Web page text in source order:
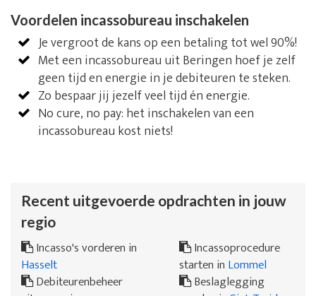
Voordelen incassobureau inschakelen
Je vergroot de kans op een betaling tot wel 90%!
Met een incassobureau uit Beringen hoef je zelf
geen tijd en energie in je debiteuren te steken.
Zo bespaar jij jezelf veel tijd én energie.
No cure, no pay: het inschakelen van een
incassobureau kost niets!
Recent uitgevoerde opdrachten in jouw
regio
Incasso's vorderen in
Hasselt
Debiteurenbeheer
Incassoprocedure
starten in Lommel
Beslaglegging